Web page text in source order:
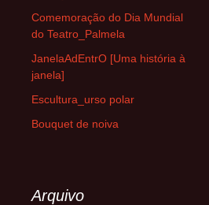
Comemoração do Dia Mundial
do Teatro_Palmela
JanelaAdEntrO [Uma história à
janela]
Escultura_urso polar
Bouquet de noiva
Arquivo